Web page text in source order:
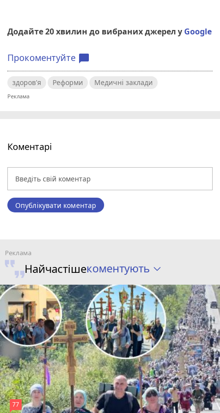
Додайте 20 хвилин до вибраних джерел у Google
Прокоментуйте chat_bubble
здоров'я Реформи Медичні заклади
Коментарі
Опублікувати коментар
Найчастішекоментують
77